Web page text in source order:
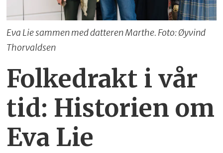
Eva Lie sammen med datteren Marthe. Foto: Øyvind
Thorvaldsen
Folkedrakt i vår
tid: Historien om
Eva Lie